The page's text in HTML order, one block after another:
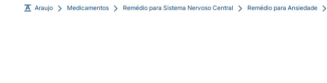
Araujo Medicamentos Remédio para Sistema Nervoso Central Remédio para Ansiedade